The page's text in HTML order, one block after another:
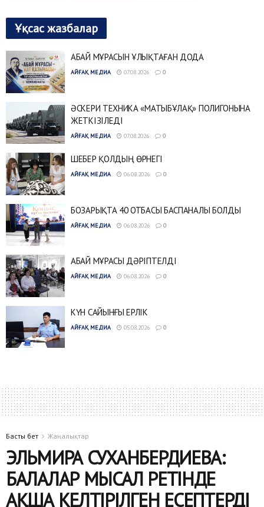
Ұқсас жазбалар
АБАЙ МҰРАСЫН ҰЛЫҚТАҒАН ДОДА
АЙҒАҚ МЕДИА 07.08.2026 0
ӘСКЕРИ ТЕХНИКА «МАТЫБҰЛАҚ» ПОЛИГОНЫНА
ЖЕТКІЗІЛЕДІ
АЙҒАҚ МЕДИА 07.08.2026 0
ШЕБЕР ҚОЛДЫҢ ӨРНЕГІ
АЙҒАҚ МЕДИА 06.08.2026 0
БОЗАРЫҚТА 40 ОТБАСЫ БАСПАНАЛЫ БОЛДЫ
АЙҒАҚ МЕДИА 06.08.2026 0
АБАЙ МҰРАСЫ ДӘРІПТЕЛДІ
АЙҒАҚ МЕДИА 06.08.2026 0
КҮН САЙЫНҒЫ ЕРЛІК
АЙҒАҚ МЕДИА 05.08.2026 0
Басты бет Жаңалықтар
ЭЛЬМИРА СУХАНБЕРДИЕВА:
БАЛАЛАР МЫСАЛ РЕТІНДЕ
АҚША КЕЛТІРІЛГЕН ЕСЕПТЕРДІ